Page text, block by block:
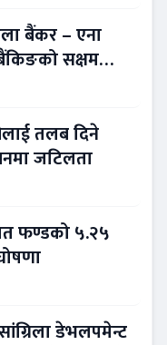
बैंकर – एना
सक्षम
तलब दिने
जटिलता
फण्डको ५.२५
डेभलपमेन्ट